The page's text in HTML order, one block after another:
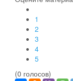
1
2
3
4
5
(0 голосов)